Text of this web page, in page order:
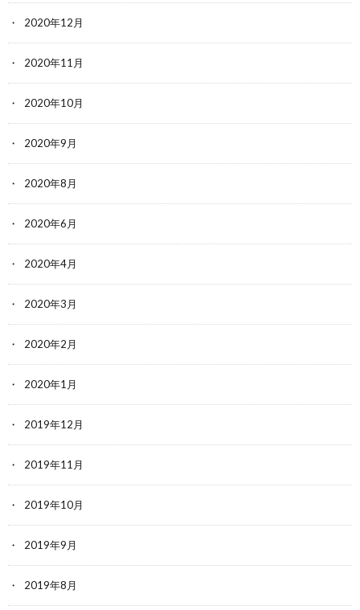
2020年12月
2020年11月
2020年10月
2020年9月
2020年8月
2020年6月
2020年4月
2020年3月
2020年2月
2020年1月
2019年12月
2019年11月
2019年10月
2019年9月
2019年8月